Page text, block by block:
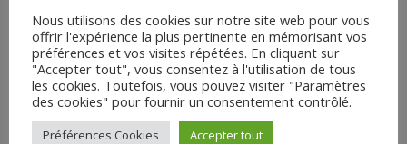
Nous utilisons des cookies sur notre site web pour vous
offrir l'expérience la plus pertinente en mémorisant vos
préférences et vos visites répétées. En cliquant sur
"Accepter tout", vous consentez à l'utilisation de tous
les cookies. Toutefois, vous pouvez visiter "Paramètres
des cookies" pour fournir un consentement contrôlé.
Préférences Cookies Accepter tout